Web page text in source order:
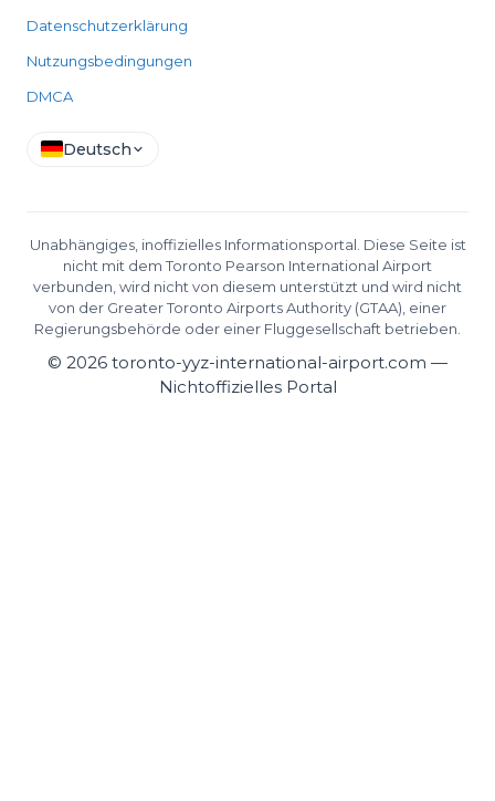
Datenschutzerklärung
Nutzungsbedingungen
DMCA
Deutsch
Unabhängiges, inoffizielles Informationsportal. Diese Seite ist
nicht mit dem Toronto Pearson International Airport
verbunden, wird nicht von diesem unterstützt und wird nicht
von der Greater Toronto Airports Authority (GTAA), einer
Regierungsbehörde oder einer Fluggesellschaft betrieben.
© 2026 toronto-yyz-international-airport.com —
Nichtoffizielles Portal